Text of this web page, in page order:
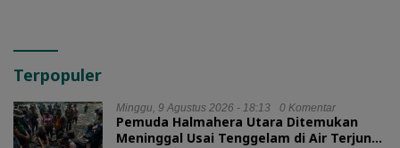
Terpopuler
Minggu, 9 Agustus 2026 - 18:13 0 Komentar
Pemuda Halmahera Utara Ditemukan
Meninggal Usai Tenggelam di Air Terjun